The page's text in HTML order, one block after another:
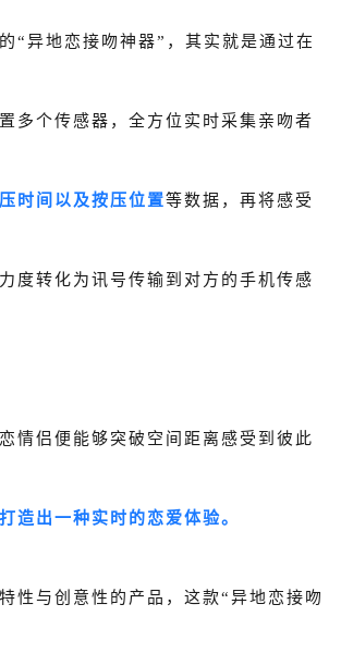
“异地恋接吻神器”，其实就是通过在
多个传感器，全方位实时采集亲吻者
时间以及按压位置等数据，再将感受
度转化为讯号传输到对方的手机传感
情侣便能够突破空间距离感受到彼此
打造出一种实时的恋爱体验。
性与创意性的产品，这款“异地恋接吻